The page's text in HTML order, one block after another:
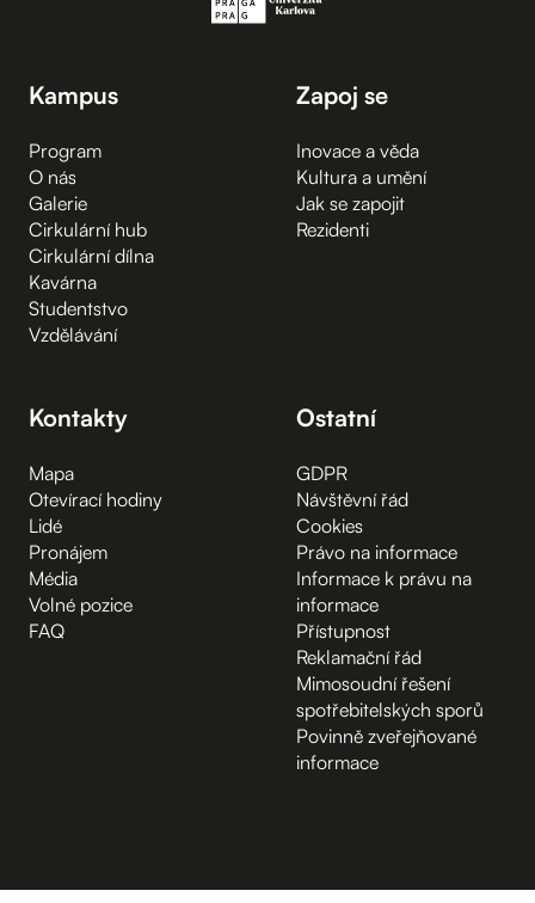
Kampus
Program
O nás
Galerie
Cirkulární hub
Cirkulární dílna
Kavárna
Studentstvo
Vzdělávání
Zapoj se
Inovace a věda
Kultura a umění
Jak se zapojit
Rezidenti
Kontakty
Mapa
Otevírací hodiny
Lidé
Pronájem
Média
Volné pozice
FAQ
Ostatní
GDPR
Návštěvní řád
Cookies
Právo na informace
Informace k právu na
informace
Přístupnost
Reklamační řád
Mimosoudní řešení
spotřebitelských sporů
Povinně zveřejňované
informace